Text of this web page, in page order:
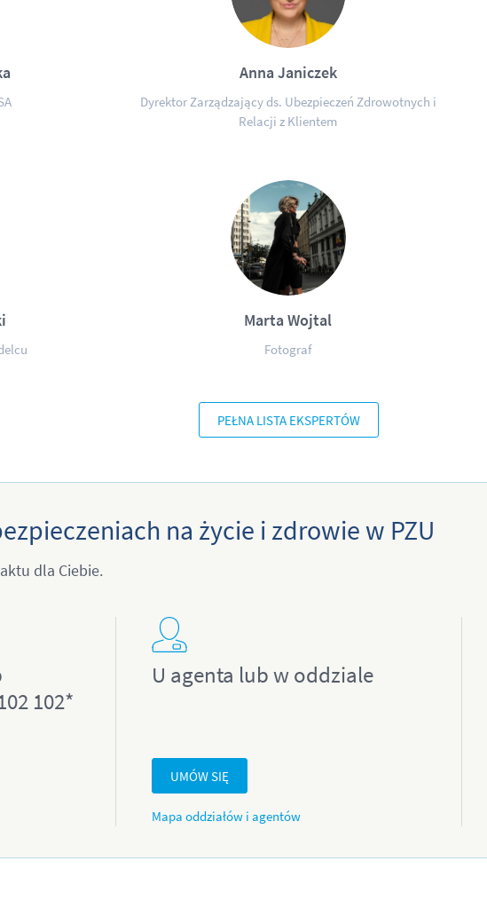
Anna Janiczek
Dyrektor Zarządzający ds. Ubezpieczeń Zdrowotnych i
Relacji z Klientem
Marta Wojtal
Fotograf
PEŁNA LISTA EKSPERTÓW
na życie i zdrowie w PZU
dla Ciebie.
102*
U agenta lub w oddziale
UMÓW SIĘ
Mapa oddziałów i agentów